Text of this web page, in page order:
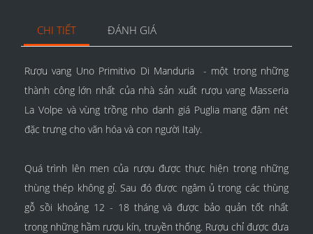
CHI TIẾT ĐÁNH GIÁ
Rượu vang Uno Primitivo Di Manduria - một trong những
thành công lớn nhất của nhà sản xuất rượu vang Masseria
La Volpe và vùng trồng nho danh giá Puglia mang đậm nét
đặc trưng cho văn hóa và con người Italy.
Quá trình lên men của rượu được thực hiện trong những
thùng thép không gỉ. Sau đó được ngâm ủ trong các thùng
gỗ sồi khoảng 12 - 18 tháng và được bảo quản tốt nhất
trong những hầm rượu kín, truyền thống. Rượu chỉ được đưa